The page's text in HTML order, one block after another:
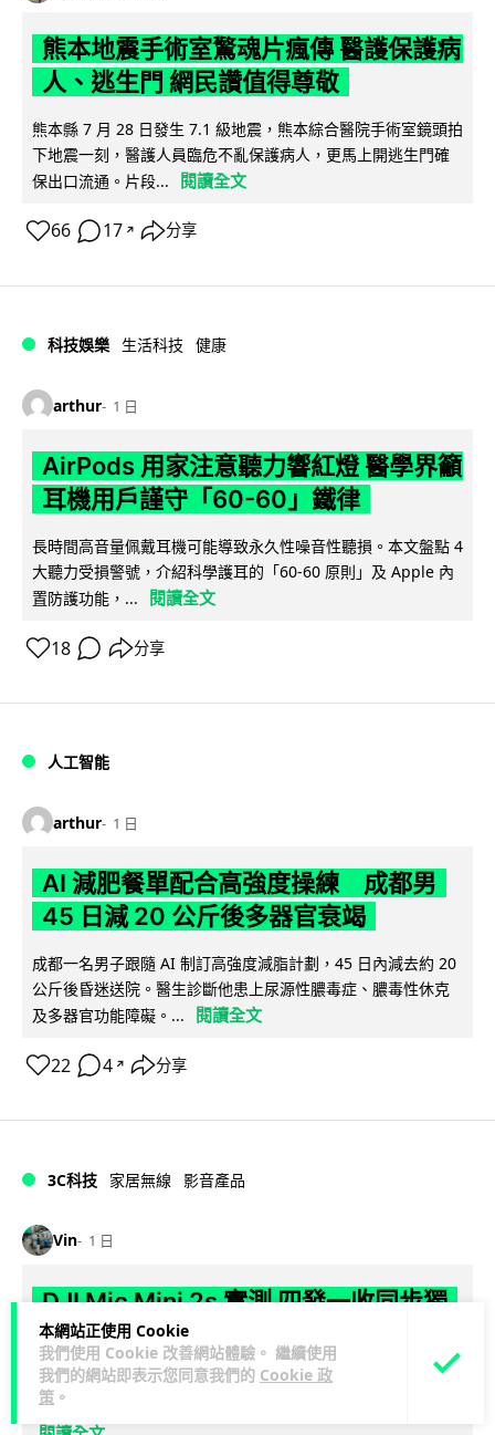
本網站正使用 Cookie
我們使用 Cookie 改善網站體驗。 繼續使用
我們的網站即表示您同意我們的 Cookie 政
策 。
熊本地震手術室驚魂片瘋傳 醫護保護病
人、逃生門 網民讚值得尊敬
熊本縣 7 月 28 日發生 7.1 級地震，熊本綜合醫院手術室鏡頭拍
下地震一刻，醫護人員臨危不亂保護病人，更馬上開逃生門確
保出口流通。片段...
閱讀全文
66 17 ↗ 分享
科技娛樂 生活科技 健康
arthur 1 日
AirPods 用家注意聽力響紅燈 醫學界籲
耳機用戶謹守「60-60」鐵律
長時間高音量佩戴耳機可能導致永久性噪音性聽損。本文盤點 4
大聽力受損警號，介紹科學護耳的「60-60 原則」及 Apple 內
置防護功能，...
閱讀全文
18 分享
人工智能
arthur 1 日
AI 減肥餐單配合高強度操練 成都男
45 日減 20 公斤後多器官衰竭
成都一名男子跟隨 AI 制訂高強度減脂計劃，45 日內減去約 20
公斤後昏迷送院。醫生診斷他患上尿源性膿毒症、膿毒性休克
及多器官功能障礙。...
閱讀全文
22 4 ↗ 分享
3C科技 家居無線 影音產品
Vin 1 日
DJI Mic Mini 2s 實測 四發一收同步獨
立錄音 32-bit 防爆咪拍片必備
DJI 最新推出的 Mic Mini 2s 無線咪支援「四發一收」分軌錄
音，並首度下放 32-bit Float 浮點內錄功能。本文經實測其...